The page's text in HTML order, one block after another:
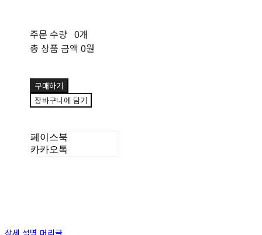
주문 수량 0개
총 상품 금액 0원
구매하기
장바구니에 담기
페이스북
카카오톡
상세 설명 머리글